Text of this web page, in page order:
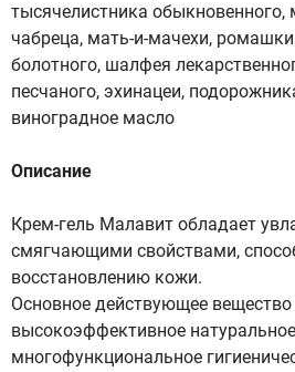
тысячелистника обыкновенного,
чабреца, мать-и-мачехи, ромашки
болотного, шалфея
песчаного, эхинацеи,
виноградное масло
Описание
Крем-гель Малавит обладает
смягчающими свойствами,
восстановлению кожи.
Основное действующее вещество
высокоэффективное натуральное
многофункциональное